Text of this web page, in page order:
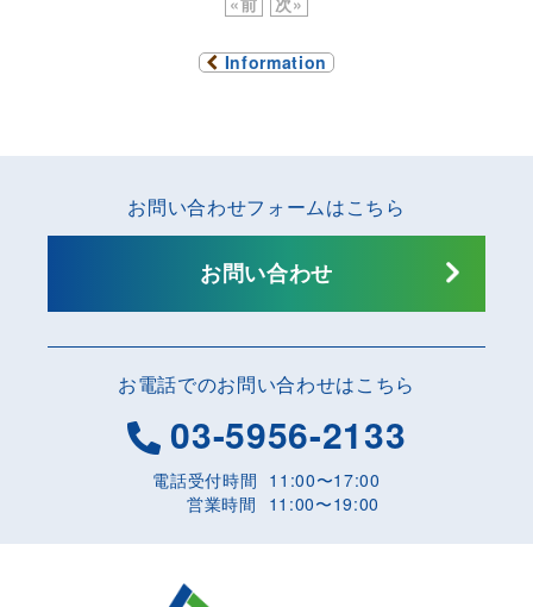
Information
お電話でのお問い合わせはこちら
03-5956-2133
電話受付時間 11:00〜17:00
営業時間
11:00〜19:00
お問い合わせフォームはこちら
お問い合わせ